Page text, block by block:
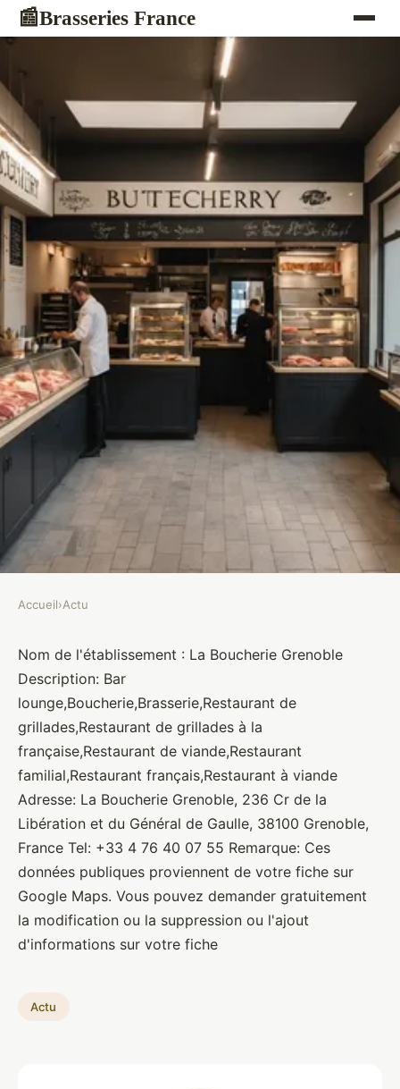
📰Brasseries France
La Boucherie Grenoble
Brasseurs•10 janvier 2022•1 min de lecture
Accueil›Actu
Nom de l'établissement : La Boucherie Grenoble
Description: Bar
lounge,Boucherie,Brasserie,Restaurant de
grillades,Restaurant de grillades à la
française,Restaurant de viande,Restaurant
familial,Restaurant français,Restaurant à viande
Adresse: La Boucherie Grenoble, 236 Cr de la
Libération et du Général de Gaulle, 38100 Grenoble,
France Tel: +33 4 76 40 07 55 Remarque: Ces
données publiques proviennent de votre fiche sur
Google Maps. Vous pouvez demander gratuitement
la modification ou la suppression ou l'ajout
d'informations sur votre fiche
Actu